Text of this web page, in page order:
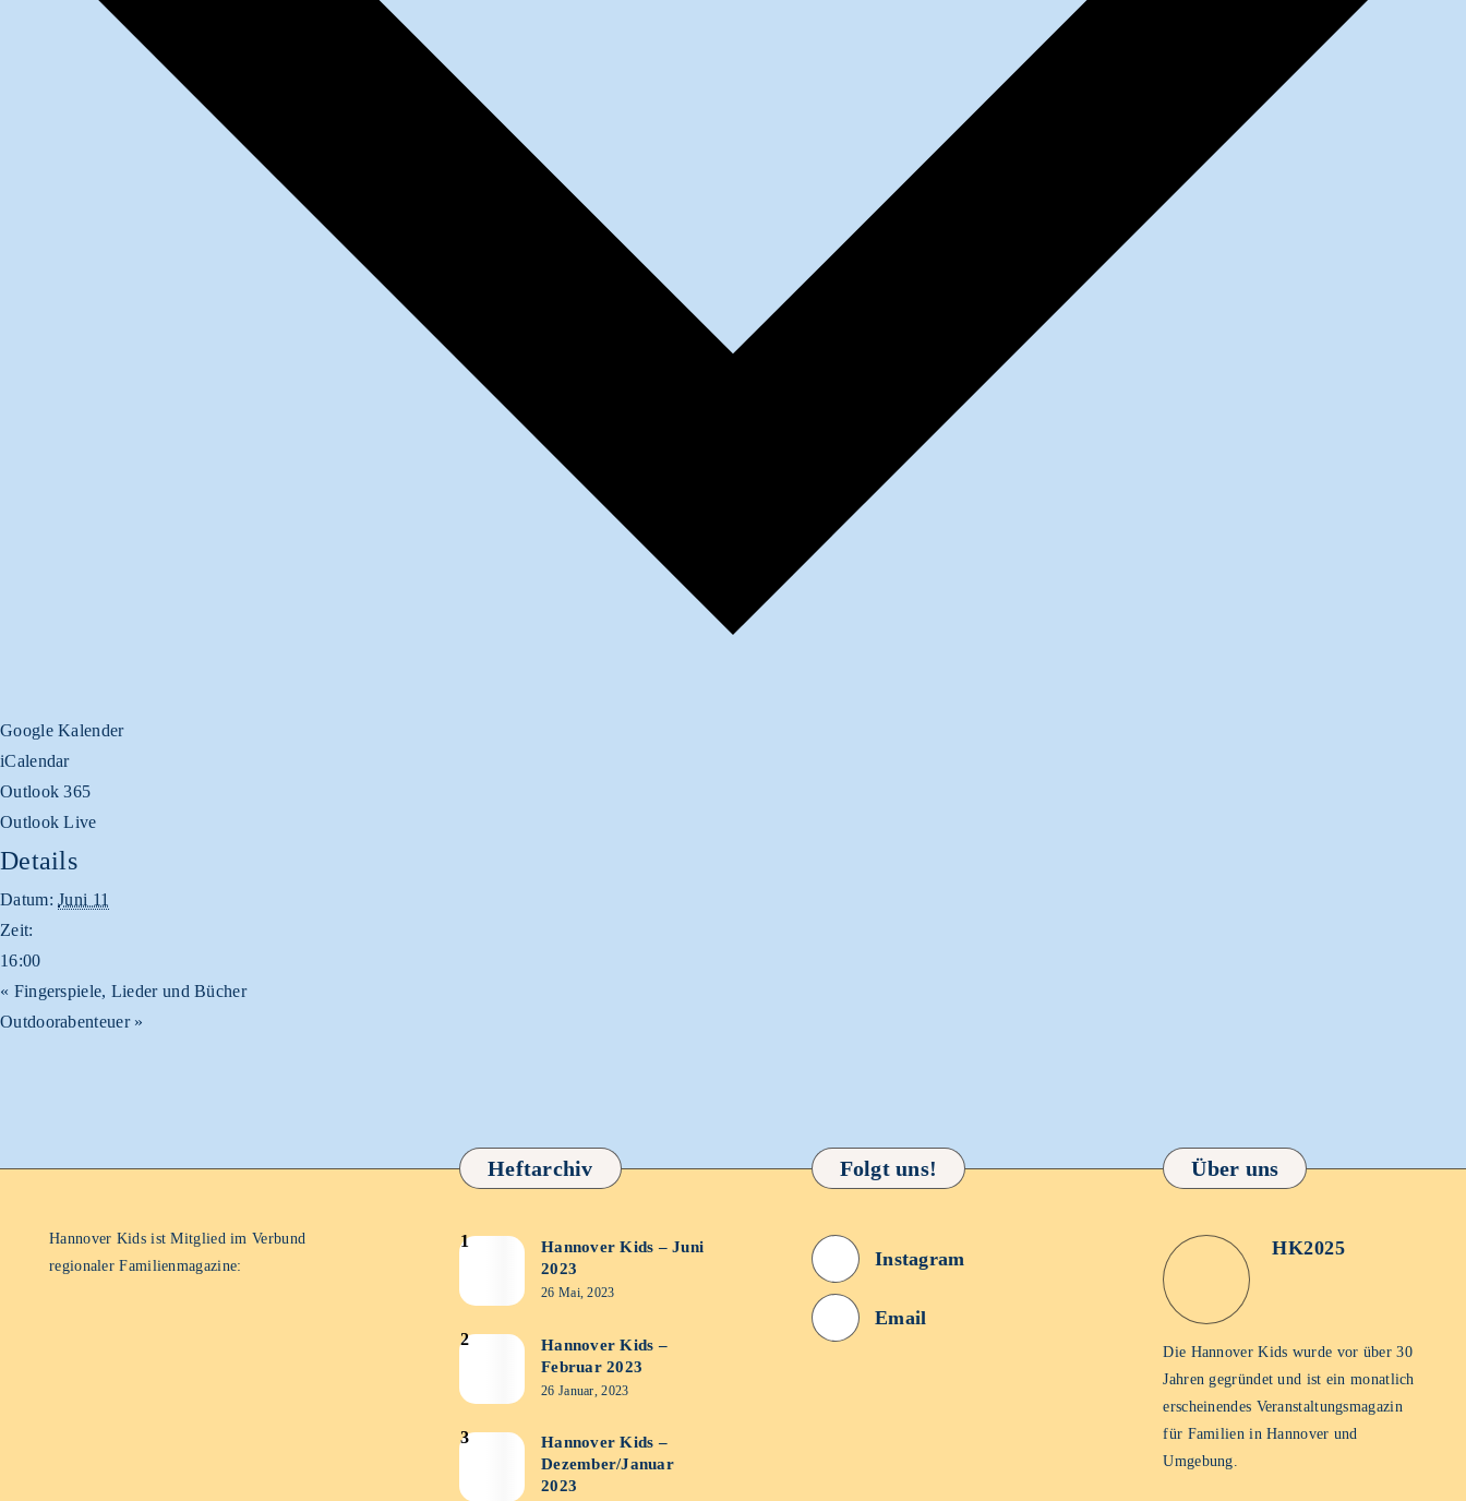
Google Kalender
iCalendar
Outlook 365
Outlook Live
Details
Datum: Juni 11
Zeit:
16:00
« Fingerspiele, Lieder und Bücher
Outdoorabenteuer »
Hannover Kids ist Mitglied im Verbund
regionaler Familienmagazine:
Heftarchiv
Hannover
Juni
1
Hannover Kids – Juni
2023
26 Mai, 2023
Hannover
Februar
2
Hannover Kids –
Februar 2023
26 Januar, 2023
Hannover
3
Hannover Kids –
Dezember/Januar
2023
Folgt uns!
Instagram
Email
Über uns
HK2025
HK2025
Die Hannover Kids wurde vor über 30
Jahren gegründet und ist ein monatlich
erscheinendes Veranstaltungsmagazin
für Familien in Hannover und
Umgebung.